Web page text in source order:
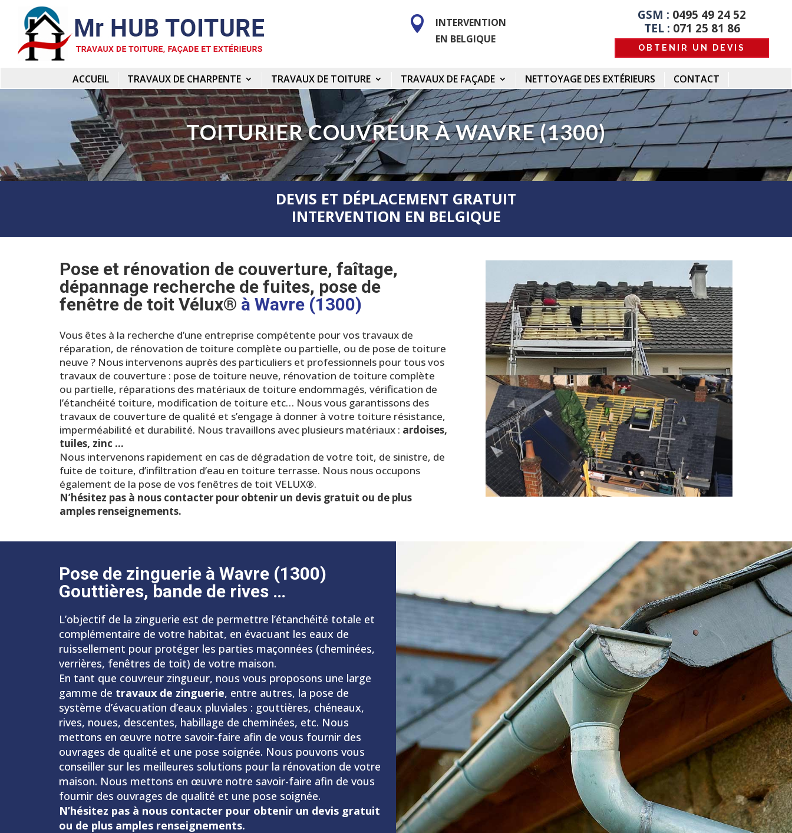

INTERVENTION
EN BELGIQUE
GSM : 0495 49 24 52
TEL : 071 25 81 86
OBTENIR UN DEVIS
ACCUEIL TRAVAUX DE CHARPENTE TRAVAUX DE TOITURE TRAVAUX DE FAÇADE NETTOYAGE DES EXTÉRIEURS CONTACT
TOITURIER COUVREUR À WAVRE (1300)
DEVIS ET DÉPLACEMENT GRATUIT
INTERVENTION EN BELGIQUE
Pose et rénovation de couverture, faîtage,
dépannage recherche de fuites, pose de
fenêtre de toit Vélux® à Wavre (1300)
Vous êtes à la recherche d’une entreprise compétente pour vos travaux de
réparation, de rénovation de toiture complète ou partielle, ou de pose de toiture
neuve ? Nous intervenons auprès des particuliers et professionnels pour tous vos
travaux de couverture : pose de toiture neuve, rénovation de toiture complète
ou partielle, réparations des matériaux de toiture endommagés, vérification de
l’étanchéité toiture, modification de toiture etc… Nousvous garantissons des
travaux de couverture de qualité et s’engage à donner à votre toiture résistance,
imperméabilité et durabilité. Nous travaillons avec plusieurs matériaux : ardoises,
tuiles, zinc …
Nous intervenons rapidement en cas de dégradation de votre toit, de sinistre, de
fuite de toiture, d’infiltration d’eau en toiture terrasse. Nous nous occupons
également de la pose de vos fenêtres de toit VELUX®.
N’hésitez pas à nous contacter pour obtenir un devis gratuit ou de plus
amples renseignements.
Pose de zinguerie à Wavre (1300)
Gouttières, bande de rives …
L’objectif de la zinguerie est de permettre l’étanchéité totale et
complémentaire de votre habitat, en évacuant les eaux de
ruissellement pour protéger les parties maçonnées (cheminées,
verrières, fenêtres de toit) de votre maison.
En tant que couvreur zingueur, nous vous proposons une large
gamme de travaux de zinguerie, entre autres, la pose de
système d’évacuation d’eaux pluviales : gouttières, chéneaux,
rives, noues, descentes, habillage de cheminées, etc. Nous
mettons en œuvre notre savoir-faire afin de vous fournir des
ouvrages de qualité et une pose soignée. Nous pouvons vous
conseiller sur les meilleures solutions pour la rénovation de votre
maison. Nous mettons en œuvre notre savoir-faire afin de vous
fournir des ouvrages de qualité et une pose soignée.
N’hésitez pas à nous contacter pour obtenir un devis gratuit
ou de plus amples renseignements.